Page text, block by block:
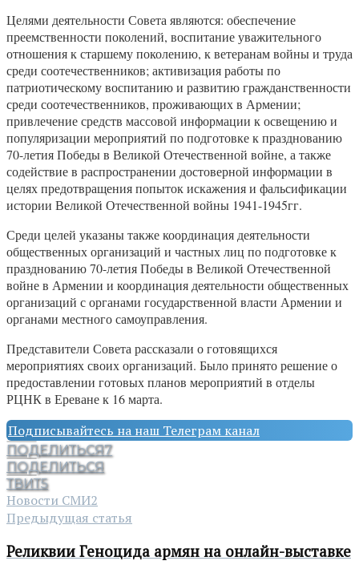
Целями деятельности Совета являются: обеспечение
преемственности поколений, воспитание уважительного
отношения к старшему поколению, к ветеранам войны и труда
среди соотечественников; активизация работы по
патриотическому воспитанию и развитию гражданственности
среди соотечественников, проживающих в Армении;
привлечение средств массовой информации к освещению и
популяризации мероприятий по подготовке к празднованию
70-летия Победы в Великой Отечественной войне, а также
содействие в распространении достоверной информации в
целях предотвращения попыток искажения и фальсификации
истории Великой Отечественной войны 1941-1945гг.
Среди целей указаны также координация деятельности
общественных организаций и частных лиц по подготовке к
празднованию 70-летия Победы в Великой Отечественной
войне в Армении и координация деятельности общественных
организаций с органами государственной власти Армении и
органами местного самоуправления.
Представители Совета рассказали о готовящихся
мероприятиях своих организаций. Было принято решение о
предоставлении готовых планов мероприятий в отделы
РЦНК в Ереване к 16 марта.
Подписывайтесь на наш Телеграм канал
ПОДЕЛИТЬСЯ7
ПОДЕЛИТЬСЯ
ТВИТ5
Новости СМИ2
Предыдущая статья
Реликвии Геноцида армян на онлайн-выставке